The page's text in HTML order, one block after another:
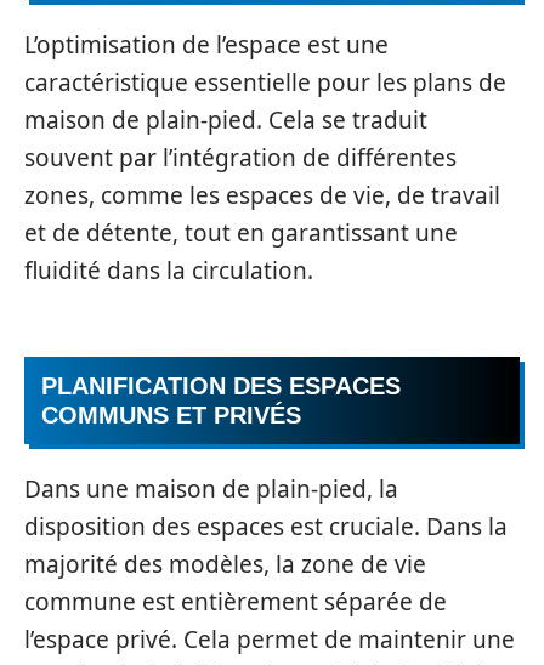
L’optimisation de l’espace est une
caractéristique essentielle pour les plans de
maison de plain-pied. Cela se traduit
souvent par l’intégration de différentes
zones, comme les espaces de vie, de travail
et de détente, tout en garantissant une
fluidité dans la circulation.
PLANIFICATION DES ESPACES
COMMUNS ET PRIVÉS
Dans une maison de plain-pied, la
disposition des espaces est cruciale. Dans la
majorité des modèles, la zone de vie
commune est entièrement séparée de
l’espace privé. Cela permet de maintenir une